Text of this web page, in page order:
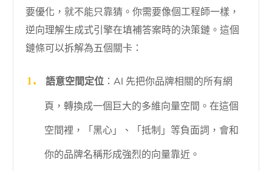
要優化，就不能只靠猜。你需要像個工程師一樣，
逆向理解生成式引擎在填補答案時的決策鏈。這個
鏈條可以拆解為五個關卡：
語意空間定位：AI 先把你品牌相關的所有網
頁，轉換成一個巨大的多維向量空間。在這個
空間裡，「黑心」、「抵制」等負面詞，會和
你的品牌名稱形成強烈的向量靠近。